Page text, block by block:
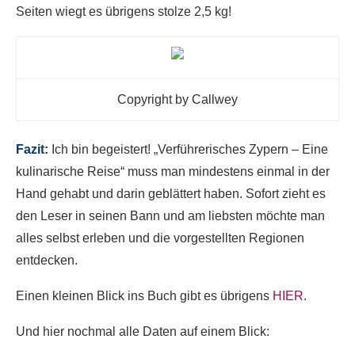
Seiten wiegt es übrigens stolze 2,5 kg!
Copyright by Callwey
Fazit: Ich bin begeistert! „Verführerisches Zypern – Eine
kulinarische Reise“ muss man mindestens einmal in der
Hand gehabt und darin geblättert haben. Sofort zieht es
den Leser in seinen Bann und am liebsten möchte man
alles selbst erleben und die vorgestellten Regionen
entdecken.
Einen kleinen Blick ins Buch gibt es übrigens HIER.
Und hier nochmal alle Daten auf einem Blick: